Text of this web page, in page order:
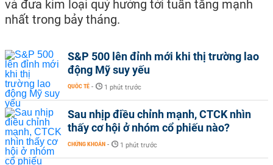
và đưa kim loại quý hướng tới tuần tăng mạnh
nhất trong bảy tháng.
S&P 500 lên đỉnh mới khi thị trường lao
động Mỹ suy yếu
QUỐC TẾ - 1 phút trước
Sau nhịp điều chỉnh mạnh, CTCK nhìn
thấy cơ hội ở nhóm cổ phiếu nào?
CHỨNG KHOÁN - 1 phút trước